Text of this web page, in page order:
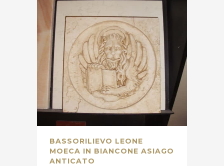
BASSORILIEVO LEONE
MOECA IN BIANCONE ASIAGO
ANTICATO